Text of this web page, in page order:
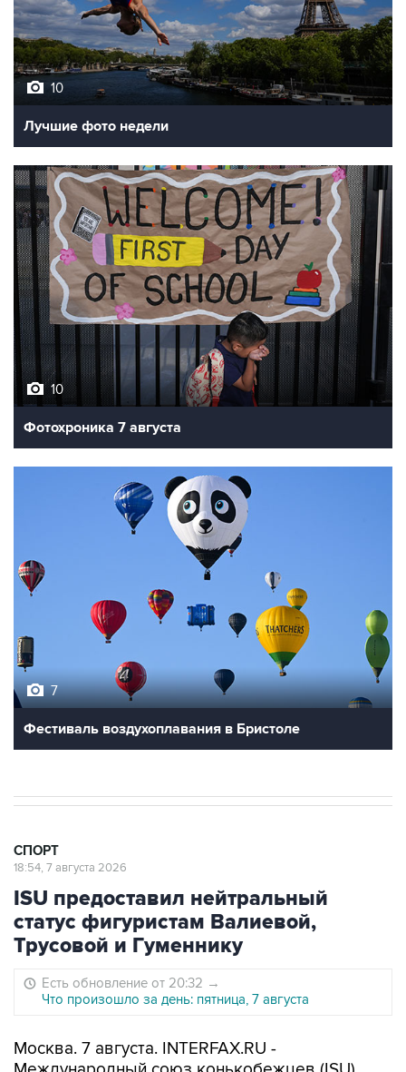
10
Лучшие фото недели
10
Фотохроника 7 августа
7
Фестиваль воздухоплавания в Бристоле
СПОРТ
18:54, 7 августа 2026
ISU предоставил нейтральный
статус фигуристам Валиевой,
Трусовой и Гуменнику
Есть обновление от 20:32 →
Что произошло за день: пятница, 7 августа
Москва. 7 августа. INTERFAX.RU -